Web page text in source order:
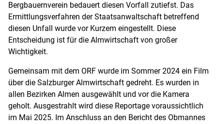
Bergbauernverein bedauert diesen Vorfall zutiefst. Das
Ermittlungsverfahren der Staatsanwaltschaft betreffend
diesen Unfall wurde vor Kurzem eingestellt. Diese
Entscheidung ist für die Almwirtschaft von großer
Wichtigkeit.
Gemeinsam mit dem ORF wurde im Sommer 2024 ein Film
über die Salzburger Almwirtschaft gedreht. Es wurden in
allen Bezirken Almen ausgewählt und vor die Kamera
geholt. Ausgestrahlt wird diese Reportage voraussichtlich
im Mai 2025. Im Anschluss an den Bericht des Obmannes